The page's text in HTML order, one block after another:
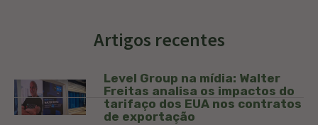
Artigos recentes
Level Group na mídia: Walter
Freitas analisa os impactos do
tarifaço dos EUA nos contratos
de exportação